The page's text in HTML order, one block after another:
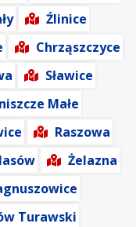
Źlinice
Chrząszczyce
Sławice
Małe
Raszowa
Żelazna
Turawski